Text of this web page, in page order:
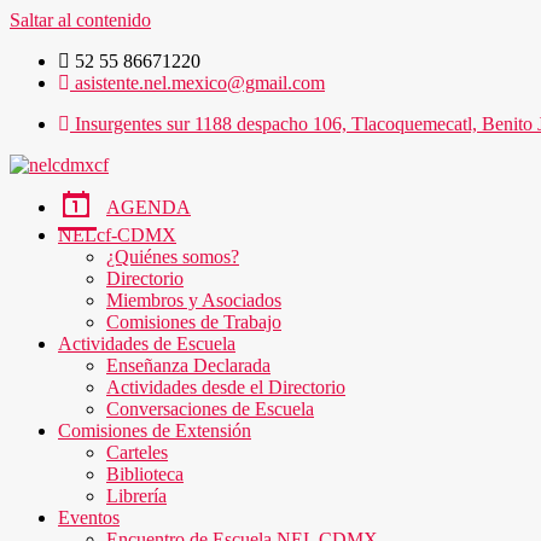
Saltar al contenido
52 55 86671220
asistente.nel.mexico@gmail.com
Insurgentes sur 1188 despacho 106, Tlacoquemecatl, Benito
AGENDA
NELcf-CDMX
¿Quiénes somos?
Directorio
Miembros y Asociados
Comisiones de Trabajo
Actividades de Escuela
Enseñanza Declarada
Actividades desde el Directorio
Conversaciones de Escuela
Comisiones de Extensión
Carteles
Biblioteca
Librería
Eventos